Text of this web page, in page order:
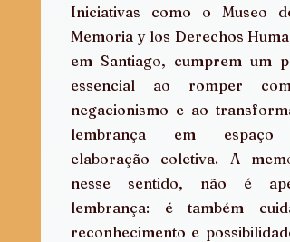
Iniciativas como o Museo
Memoria y los Derechos
em Santiago, cumprem um
essencial ao romper
negacionismo e ao
lembrança em espaço
elaboração coletiva. A
nesse sentido, não é
lembrança: é também
reconhecimento e